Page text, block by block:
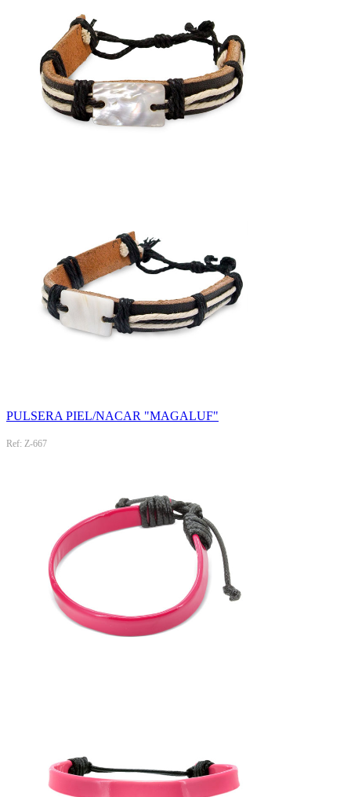
PULSERA PIEL/NACAR "MAGALUF"
Ref: Z-667